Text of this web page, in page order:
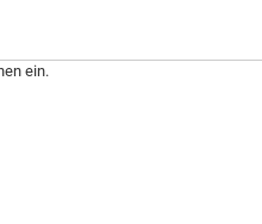
ein.